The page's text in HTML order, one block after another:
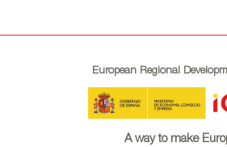
European Regional
A way to make